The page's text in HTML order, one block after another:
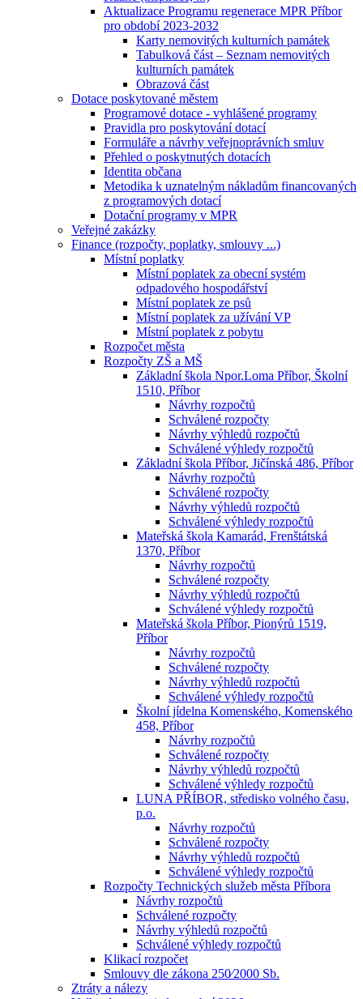
Aktualizace Programu regenerace MPR Příbor
pro období 2023-2032
Karty nemovitých kulturních památek
Tabulková část – Seznam nemovitých
kulturních památek
Obrazová část
Dotace poskytované městem
Programové dotace - vyhlášené programy
Pravidla pro poskytování dotací
Formuláře a návrhy veřejnoprávních smluv
Přehled o poskytnutých dotacích
Identita občana
Metodika k uznatelným nákladům financovaných
z programových dotací
Dotační programy v MPR
Veřejné zakázky
Finance (rozpočty, poplatky, smlouvy ...)
Místní poplatky
Místní poplatek za obecní systém
odpadového hospodářství
Místní poplatek ze psů
Místní poplatek za užívání VP
Místní poplatek z pobytu
Rozpočet města
Rozpočty ZŠ a MŠ
Základní škola Npor.Loma Příbor, Školní
1510, Příbor
Návrhy rozpočtů
Schválené rozpočty
Návrhy výhledů rozpočtů
Schválené výhledy rozpočtů
Základní škola Příbor, Jičínská 486, Příbor
Návrhy rozpočtů
Schválené rozpočty
Návrhy výhledů rozpočtů
Schválené výhledy rozpočtů
Mateřská škola Kamarád, Frenštátská
1370, Příbor
Návrhy rozpočtů
Schválené rozpočty
Návrhy výhledů rozpočtů
Schválené výhledy rozpočtů
Mateřská škola Příbor, Pionýrů 1519,
Příbor
Návrhy rozpočtů
Schválené rozpočty
Návrhy výhledů rozpočtů
Schválené výhledy rozpočtů
Školní jídelna Komenského, Komenského
458, Příbor
Návrhy rozpočtů
Schválené rozpočty
Návrhy výhledů rozpočtů
Schválené výhledy rozpočtů
LUNA PŘÍBOR, středisko volného času,
p.o.
Návrhy rozpočtů
Schválené rozpočty
Návrhy výhledů rozpočtů
Schválené výhledy rozpočtů
Rozpočty Technických služeb města Příbora
Návrhy rozpočtů
Schválené rozpočty
Návrhy výhledů rozpočtů
Schválené výhledy rozpočtů
Klikací rozpočet
Smlouvy dle zákona 250⁄2000 Sb.
Ztráty a nálezy